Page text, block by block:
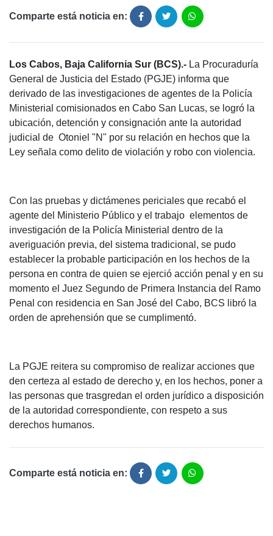
Comparte está noticia en:
Los Cabos, Baja California Sur (BCS).- La Procuraduría
General de Justicia del Estado (PGJE) informa que
derivado de las investigaciones de agentes de la Policía
Ministerial comisionados en Cabo San Lucas, se logró la
ubicación, detención y consignación ante la autoridad
judicial de Otoniel "N" por su relación en hechos que la
Ley señala como delito de violación y robo con violencia.
Con las pruebas y dictámenes periciales que recabó el
agente del Ministerio Público y el trabajo elementos de
investigación de la Policía Ministerial dentro de la
averiguación previa, del sistema tradicional, se pudo
establecer la probable participación en los hechos de la
persona en contra de quien se ejerció acción penal y en su
momento el Juez Segundo de Primera Instancia del Ramo
Penal con residencia en San José del Cabo, BCS libró la
orden de aprehensión que se cumplimentó.
La PGJE reitera su compromiso de realizar acciones que
den certeza al estado de derecho y, en los hechos, poner a
las personas que trasgredan el orden jurídico a disposición
de la autoridad correspondiente, con respeto a sus
derechos humanos.
Comparte está noticia en: